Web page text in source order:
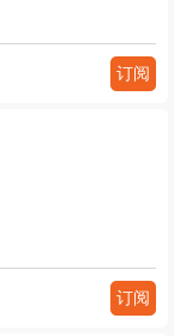
订阅
订阅